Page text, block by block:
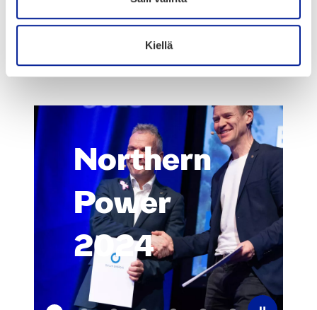
Kiellä
event pho­tos 2023–
Nort­hern
Power
2024